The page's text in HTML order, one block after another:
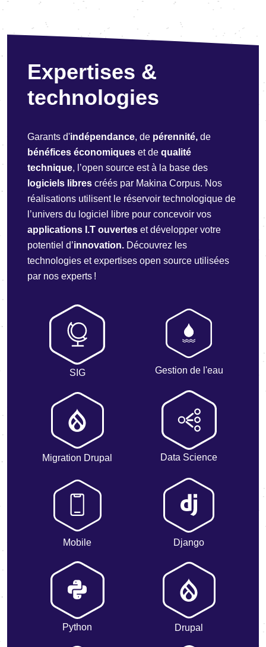
Expertises &
technologies
Garants d'indépendance, de pérennité, de
bénéfices économiques et de qualité
technique, l’open source est à la base des
logiciels libres créés par Makina Corpus. Nos
réalisations utilisent le réservoir technologique de
l’univers du logiciel libre pour concevoir vos
applications I.T ouvertes et développer votre
potentiel d’innovation. Découvrez les
technologies et expertises open source utilisées
par nos experts !
SIG Gestion de l'eau
Migration Drupal Data Science
Mobile Django
Python Drupal